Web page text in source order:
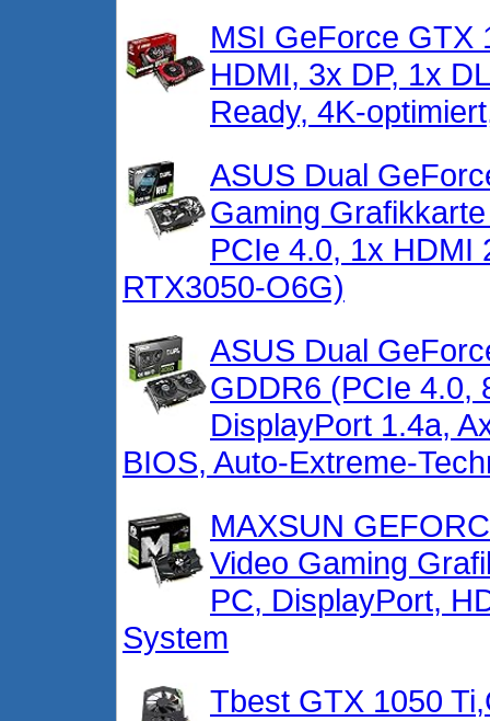
MSI GeForce GTX
HDMI, 3x DP, 1x
Ready, 4K-
ASUS Dual
Gaming
PCIe 4.0, 1x HDMI
RTX3050-O6G)
ASUS Dual
GDDR6 (PCIe 4.0,
DisplayPort 1.4a,
BIOS, Auto-Extreme-
MAXSUN
Video Gaming
PC, DisplayPort,
System
Tbest GTX 1050